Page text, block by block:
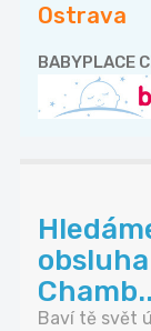
Ostrava
BABYPLACE
Baví tě svět